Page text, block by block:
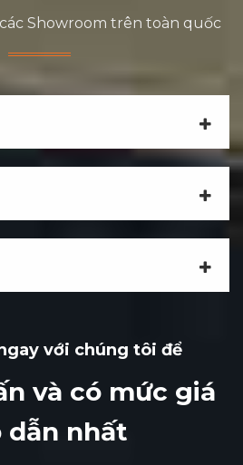
Showroom trên toàn quốc
với chúng tôi để
và có mức giá
dẫn nhất